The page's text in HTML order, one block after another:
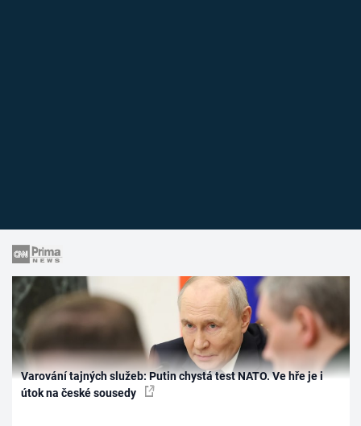
Varování tajných služeb: Putin chystá test NATO. Ve hře je i
útok na české sousedy